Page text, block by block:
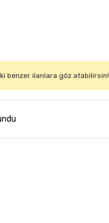
benzer ilanlara göz atabilirsin!